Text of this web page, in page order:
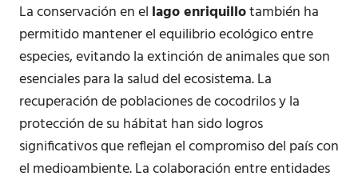
La conservación en el lago enriquillotambién ha
permitido mantener el equilibrio ecológico entre
especies, evitando la extinción de animales que son
esenciales para la salud del ecosistema. La
recuperación de poblaciones de cocodrilos y la
protección de su hábitat han sido logros
significativos que reflejan el compromiso del país con
el medioambiente. La colaboración entre entidades